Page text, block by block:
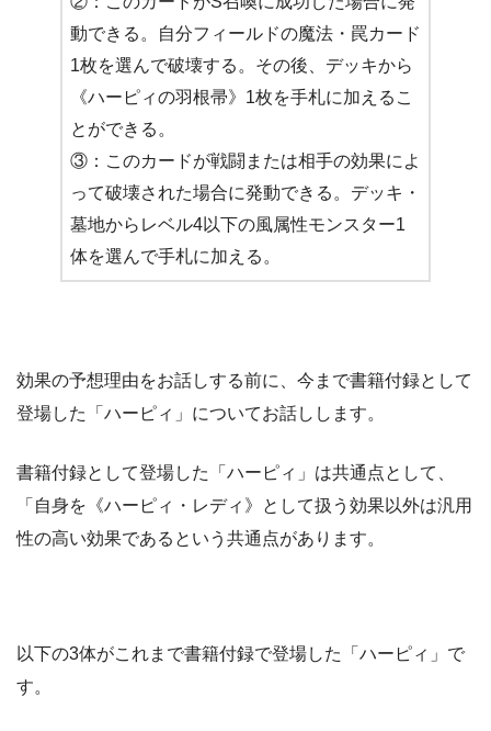
動できる。自分フィールドの魔法・罠カード
1枚を選んで破壊する。その後、デッキから
《ハーピィの羽根帚》1枚を手札に加えるこ
とができる。
③：このカードが戦闘または相手の効果によ
って破壊された場合に発動できる。デッキ・
墓地からレベル4以下の風属性モンスター1
体を選んで手札に加える。
効果の予想理由をお話しする前に、今まで書籍付録として
登場した「ハーピィ」についてお話しします。
書籍付録として登場した「ハーピィ」は共通点として、
「自身を《ハーピィ・レディ》として扱う効果以外は汎用
性の高い効果であるという共通点があります。
以下の3体がこれまで書籍付録で登場した「ハーピィ」で
す。